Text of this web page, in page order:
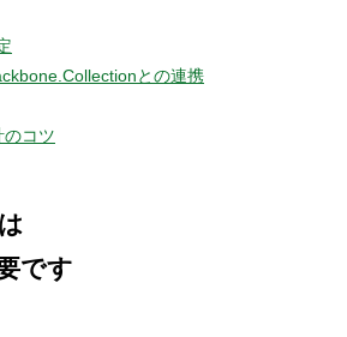
との連携
のコツ
です